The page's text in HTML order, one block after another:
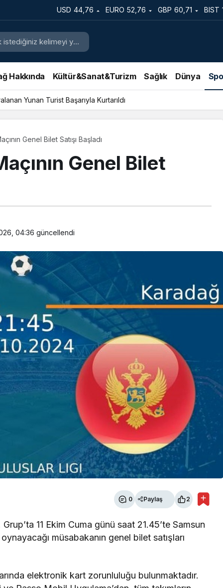
USD 44,76 EURO 52,76 GBP 60,71 BIST
Hakkında Kültür&Sanat&Turizm Sağlık Dünya
Yunan Turist Başarıyla Kurtarıldı
Genel Bilet Satışı Başladı
Genel Bilet
04:36 güncellendi
0 Paylaş 2
11 Ekim Cuma günü saat 21.45’te Samsun
müsabakanın genel bilet satışları
elektronik kart zorunluluğu bulunmaktadır.